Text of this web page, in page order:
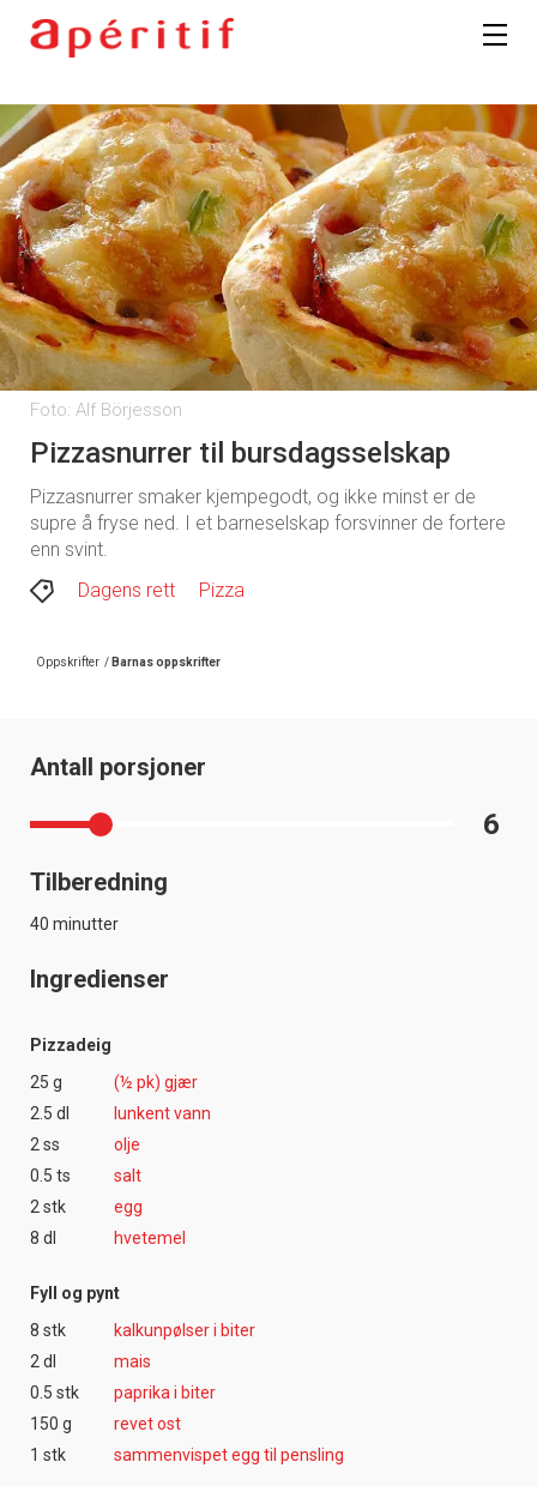
Foto: Alf Börjesson
Pizzasnurrer til bursdagsselskap
Pizzasnurrer smaker kjempegodt, og ikke minst er de
supre å fryse ned. I et barneselskap forsvinner de fortere
enn svint.
Dagens rett
Pizza
Oppskrifter / Barnas oppskrifter
Antall porsjoner
6
Tilberedning
40 minutter
Ingredienser
Pizzadeig
25 g
(½ pk) gjær
2.5 dl
lunkent vann
2 ss
olje
0.5 ts
salt
2 stk
egg
8 dl
hvetemel
Fyll og pynt
8 stk
kalkunpølser i biter
2 dl
mais
0.5 stk
paprika i biter
150 g
revet ost
1 stk
sammenvispet egg til pensling